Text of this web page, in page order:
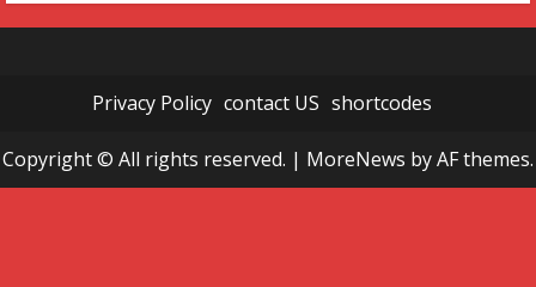
Privacy Policy contact US shortcodes
Copyright © All rights reserved. | MoreNews by AF themes.